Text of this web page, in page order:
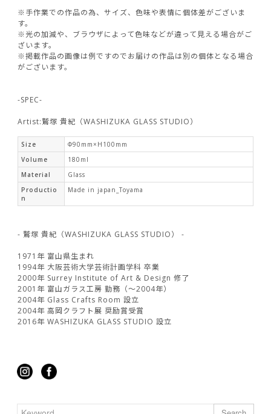
※手作業での作品の為、サイズ、色味や表情に個体差がございま
す。
※光の加減や、ブラウザによって色味などが違って見える場合がご
ざいます。
※掲載作品の画像は例ですのでお届けの作品は別の個体となる場合
がございます。
-SPEC-
Artist:鷲塚 貴紀（WASHIZUKA GLASS STUDIO）
Size
Φ90mm×H100mm
Volume
180ml
Material
Glass
Productio
n
Made in japan_Toyama
- 鷲塚 貴紀（WASHIZUKA GLASS STUDIO） -
1971年 富山県生まれ
1994年 大阪芸術大学芸術計画学科 卒業
2000年 Surrey Institute of Art & Design 修了
2001年 富山ガラス工房 勤務（～2004年）
2004年 Glass Crafts Room 設立
2004年 高岡クラフト展 奨励賞受賞
2016年 WASHIZUKA GLASS STUDIO 設立